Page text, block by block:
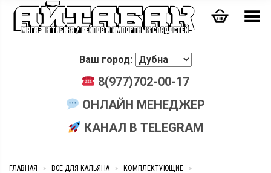
Переключить Меню
Ваш город:
8(977)702-00-17
ОНЛАЙН МЕНЕДЖЕР
КАНАЛ В TELEGRAM
ГЛАВНАЯ » ВСЕ ДЛЯ КАЛЬЯНА » КОМПЛЕКТУЮЩИЕ
»